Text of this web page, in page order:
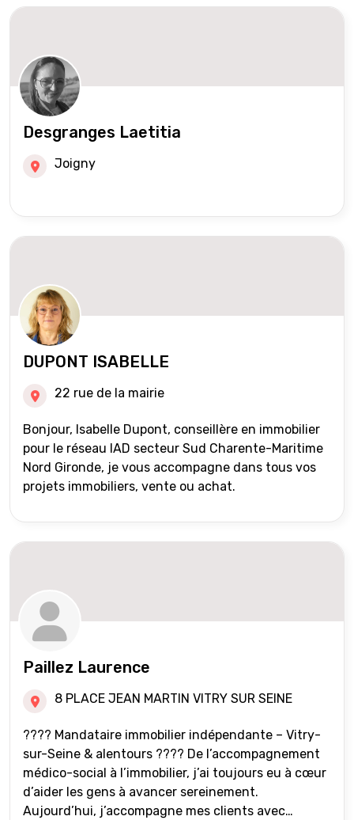
acquéreurs auprès de partenaires financiers
réseau Iad France et Iad Deutschland Inter agence
Desgranges Laetitia
Joigny
DUPONT ISABELLE
22 rue de la mairie
Bonjour, Isabelle Dupont, conseillère en immobilier
pour le réseau IAD secteur Sud Charente-Maritime
Nord Gironde, je vous accompagne dans tous vos
projets immobiliers, vente ou achat.
Paillez Laurence
8 PLACE JEAN MARTIN VITRY SUR SEINE
???? Mandataire immobilier indépendante – Vitry-
sur-Seine & alentours ???? De l’accompagnement
médico-social à l’immobilier, j’ai toujours eu à cœur
d’aider les gens à avancer sereinement.
Aujourd’hui, j’accompagne mes clients avec